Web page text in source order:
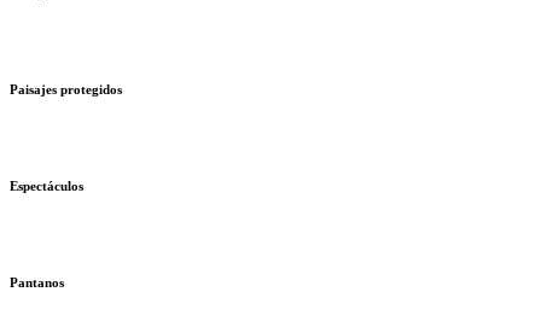
Paisajes protegidos
Espectáculos
Pantanos